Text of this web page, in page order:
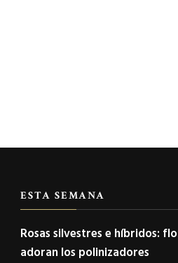
ESTA SEMANA
Rosas silvestres e híbridos:
adoran los polinizadores